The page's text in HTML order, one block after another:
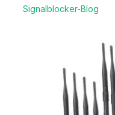
Signalblocker-Blog